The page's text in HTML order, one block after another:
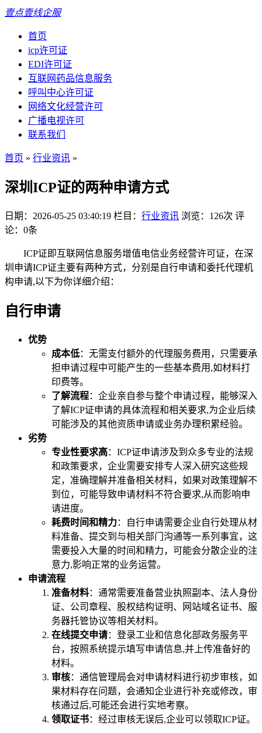
壹点壹线企服
首页
icp许可证
EDI许可证
互联网药品信息服务
呼叫中心许可证
网络文化经营许可
广播电视许可
联系我们
首页 » 行业资讯 »
深圳ICP证的两种申请方式
日期：2026-05-25 03:40:19 栏目： 行业资讯 浏览：126次 评
论：0条
ICP证即互联网信息服务增值电信业务经营许可证，在深
圳申请ICP证主要有两种方式，分别是自行申请和委托代理机
构申请,以下为你详细介绍：
自行申请
优势
成本低：无需支付额外的代理服务费用，只需要承
担申请过程中可能产生的一些基本费用,如材料打
印费等。
了解流程：企业亲自参与整个申请过程，能够深入
了解ICP证申请的具体流程和相关要求,为企业后续
可能涉及的其他资质申请或业务办理积累经验。
劣势
专业性要求高：ICP证申请涉及到众多专业的法规
和政策要求，企业需要安排专人深入研究这些规
定，准确理解并准备相关材料，如果对政策理解不
到位，可能导致申请材料不符合要求,从而影响申
请进度。
耗费时间和精力：自行申请需要企业自行处理从材
料准备、提交到与相关部门沟通等一系列事宜，这
需要投入大量的时间和精力，可能会分散企业的注
意力,影响正常的业务运营。
申请流程
准备材料：通常需要准备营业执照副本、法人身份
证、公司章程、股权结构证明、网站域名证书、服
务器托管协议等相关材料。
在线提交申请：登录工业和信息化部政务服务平
台，按照系统提示填写申请信息,并上传准备好的
材料。
审核：通信管理局会对申请材料进行初步审核，如
果材料存在问题，会通知企业进行补充或修改，审
核通过后,可能还会进行实地考察。
领取证书：经过审核无误后,企业可以领取ICP证。